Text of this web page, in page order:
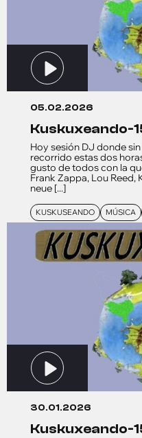
05.02.2026
kuskuxeando-
Hoy sesión DJ donde
recorrido estas dos
gusto de todos con la
Frank Zappa, Lou
neue [...]
KUSKUSEANDO MÚSICA
30.01.2026
kuskuxeando-